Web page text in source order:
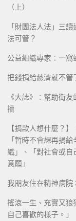
（上）
「財團法人法」三
法可管？
公益組織專家：一窩
把錢捐給慈濟就不管
《大誌》：幫助街
摘
【捐款人想什麼？
「暫時不會想再捐
織」、「對社會或自
意願」
我朋友住在精神病院
搖滾一生、充實又狼
自己喜歡的樣子。」